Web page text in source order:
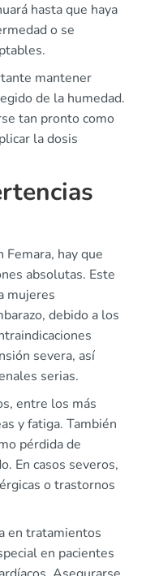
hasta que haya
o se
mantener
de la humedad.
tan pronto como
la dosis
hay que
absolutas. Este
mujeres
debido a los
severa, así
serias.
entre los más
y fatiga. También
pérdida de
En casos severos,
o trastornos
en tratamientos
en pacientes